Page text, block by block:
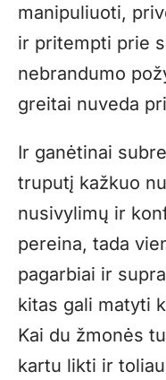
manipuliuoti,
ir pritempti prie
nebrandumo
greitai nuveda
Ir ganėtinai
truputį kažkuo
nusivylimų ir
pereina, tada
pagarbiai ir
kitas gali matyti
Kai du žmonės
kartu likti ir